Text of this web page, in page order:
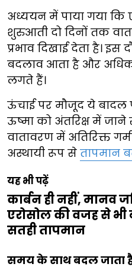
अध्ययन में पाया गया कि
शुरुआती दो दिनों तक
प्रभाव दिखाई देता है।
बदलाव आता है और
लगते हैं।
ऊंचाई पर मौजूद ये बादल
ऊष्मा को अंतरिक्ष में
वातावरण में अतिरिक्त
अस्थायी रूप से तापमान
यह भी पढ़ें
कार्बन ही नहीं, मानव
एरोसोल की वजह से भी
सतही तापमान
समय के साथ बदल जाता है